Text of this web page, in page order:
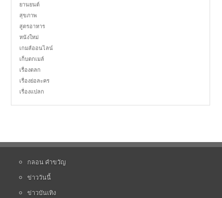
ยานยนต์
สุขภาพ
สูตรอาหาร
หนังใหม่
เกมส์ออนไลน์
เก็บตกเมล์
เรื่องตลก
เรื่องย่อละคร
เรื่องแปลก
กลอน คำขวัญ
ข่าววันนี้
ข่าวบันเทิง